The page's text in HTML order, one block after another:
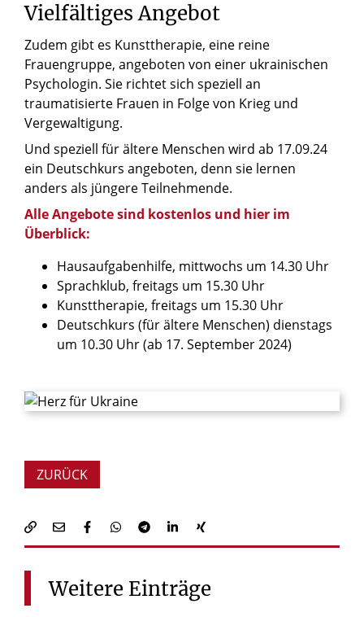
Vielfältiges Angebot
Zudem gibt es Kunsttherapie, eine reine
Frauengruppe, angeboten von einer ukrainischen
Psychologin. Sie richtet sich speziell an
traumatisierte Frauen in Folge von Krieg und
Vergewaltigung.
Und speziell für ältere Menschen wird ab 17.09.24
ein Deutschkurs angeboten, denn sie lernen
anders als jüngere Teilnehmende.
Alle Angebote sind kostenlos und hier im
Überblick:
Hausaufgabenhilfe, mittwochs um 14.30 Uhr
Sprachklub, freitags um 15.30 Uhr
Kunsttherapie, freitags um 15.30 Uhr
Deutschkurs (für ältere Menschen) dienstags
um 10.30 Uhr (ab 17. September 2024)
ZURÜCK
Weitere Einträge